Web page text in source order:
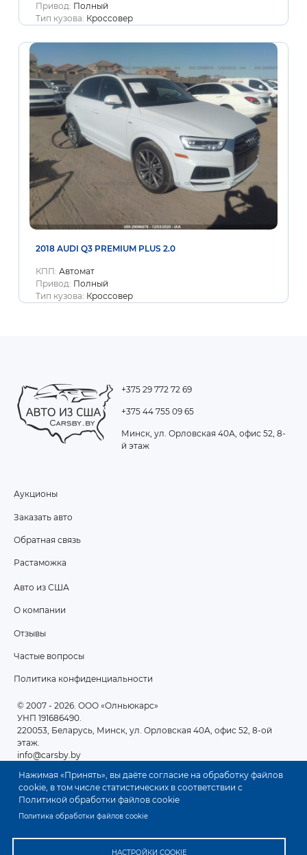
Привод: Полный
Тип кузова: Кроссовер
2018 AUDI Q3 PREMIUM PLUS 2.0
КПП: Автомат
Привод: Полный
Тип кузова: Кроссовер
Нажимая «Принять», вы даёте согласие на обработку файлов
cookie, в том числе статистических в соответствии с
Политикой обработки файлов cookie
Политика обработки файлов cookie
НАСТРОЙКИ COOKIE
+375 29 772 72 69
+375 44 755 09 65
Минск, ул. Орловская 40А, офис 52, 8-
й этаж
MENU
Аукционы
Заказать авто
Обратная связь
Растаможка
Авто из США
О компании
Отзывы
Частые вопросы
Политика конфиденциальности
© 2007 - 2026 . ООО «Олньюкарс»
УНП 191686490.
220053, Беларусь, Минск, ул. Орловская 40А, офис 52, 8-ой
этаж.
info@carsby.by